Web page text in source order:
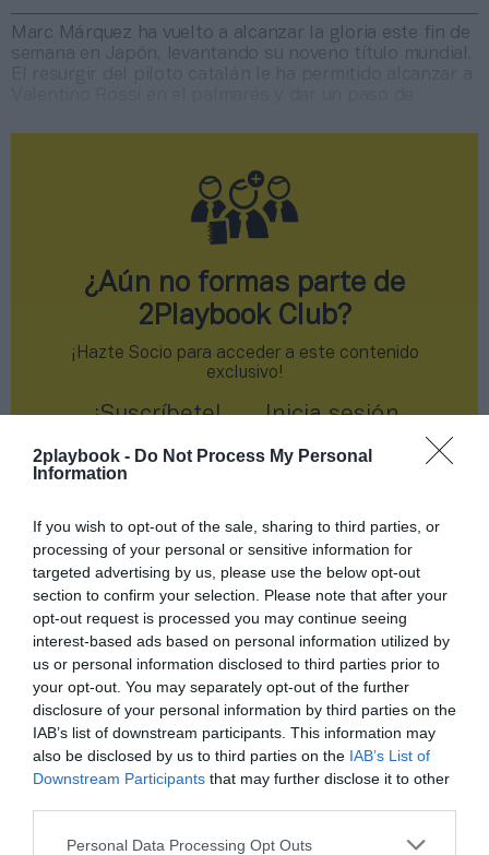
2playbook - Do Not Process My Personal
Information
If you wish to opt-out of the sale, sharing to third parties, or
processing of your personal or sensitive information for
targeted advertising by us, please use the below opt-out
section to confirm your selection. Please note that after your
opt-out request is processed you may continue seeing
interest-based ads based on personal information utilized by
us or personal information disclosed to third parties prior to
your opt-out. You may separately opt-out of the further
disclosure of your personal information by third parties on the
IAB’s list of downstream participants. This information may
also be disclosed by us to third parties on the IAB’s List of
Downstream Participants that may further disclose it to other
Personal Data Processing Opt Outs
Índex2P
MotoGP
Dorna Sports
Liberty Media
Marc Márquez ha vuelto a alcanzar la gloria este fin de
semana en Japón, levantando su noveno título mundial.
¿Aún no formas parte de
2Playbook Club?
¡Hazte Socio para acceder a este contenido
exclusivo!
¡Suscríbete! Inicia sesión
Compartir
Imprimir